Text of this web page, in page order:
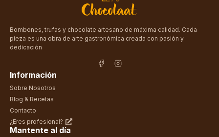
Bombones, trufas y chocolate artesano de máxima calidad. Cada
pieza es una obra de arte gastronómica creada con pasión y
dedicación
Información
Sobre Nosotros
Blog & Recetas
Contacto
¿Eres profesional?
Mantente al día